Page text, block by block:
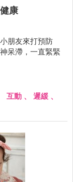
康
朋友來打預防
呆滯，一直緊緊
互動 、 遲緩 、